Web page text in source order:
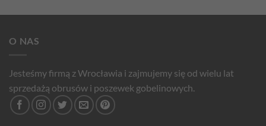
O NAS
Jesteśmy firmą z Wrocławia i zajmujemy się od wielu lat
sprzedażą obrusów i poszewek gobelinowych.